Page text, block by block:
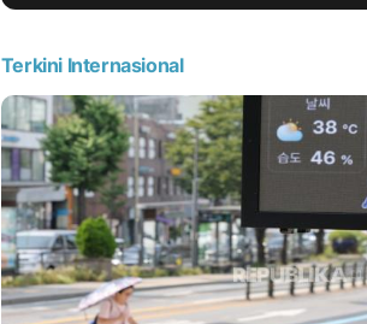
Terkini Internasional